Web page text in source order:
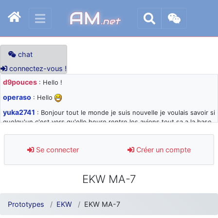
AM.net
chat
connectez-vous !
d9pouces : Hello !
operaso : Hello
yuka2741 : Bonjour tout le monde je suis nouvelle je voulais savoir si
quelqu'un c'est vers qu'elle heure rentre les avions tout sa a la base
d9pouces: désolé pour les quelques blocages du site ces derniers
jours : je teste des méthodes contre le spam et les bots trop nocifs
: Super, la nouvelle bannière
d9pouces
: je suis un avion@,._,+ > lesquels ? je ne suis pas sûr de
comprendre
Se connecter Créer un compte
EKW MA-7
Prototypes EKW EKW MA-7